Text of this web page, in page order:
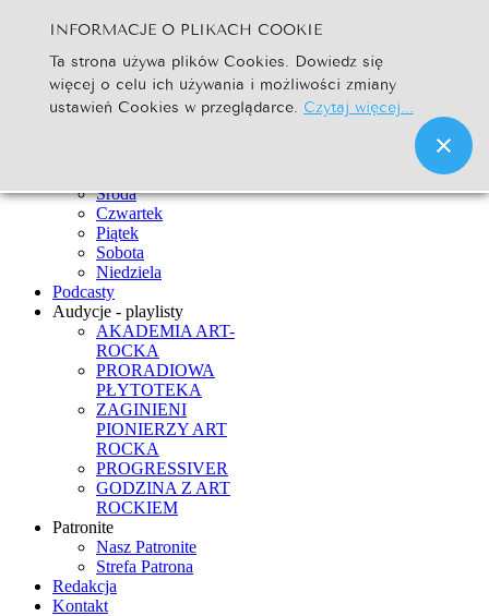
Szukaj... Go
Strona Główna
Newsy
Środa
Czwartek
Piątek
Sobota
Niedziela
Podcasty
Audycje - playlisty
AKADEMIA ART-
ROCKA
PRORADIOWA
PŁYTOTEKA
ZAGINIENI
PIONIERZY ART
ROCKA
PROGRESSIVER
GODZINA Z ART
ROCKIEM
Patronite
Nasz Patronite
Strefa Patrona
Redakcja
Kontakt
INFORMACJE O PLIKACH COOKIE
Ta strona używa plików Cookies. Dowiedz się
więcej o celu ich używania i możliwości zmiany
ustawień Cookies w przeglądarce. Czytaj więcej...